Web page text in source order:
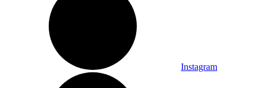
Instagram